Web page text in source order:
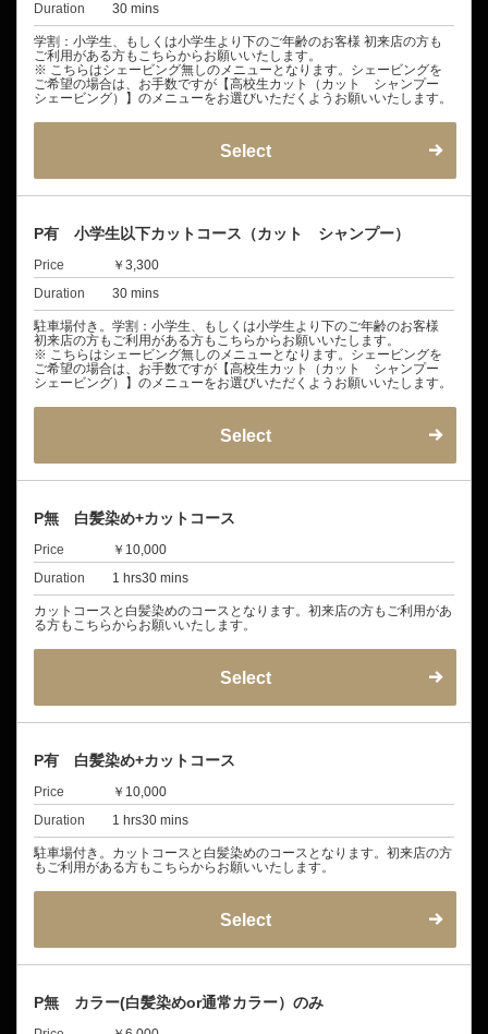
Duration
30 mins
学割：小学生、もしくは小学生より下のご年齢のお客様 初来店の方も
ご利用がある方もこちらからお願いいたします。
※ こちらはシェービング無しのメニューとなります。シェービングを
ご希望の場合は、お手数ですが【高校生カット（カット シャンプー
シェービング）】のメニューをお選びいただくようお願いいたします。
Select
P有 小学生以下カットコース（カット シャンプー）
Price
￥3,300
Duration
30 mins
駐車場付き。学割：小学生、もしくは小学生より下のご年齢のお客様
初来店の方もご利用がある方もこちらからお願いいたします。
※ こちらはシェービング無しのメニューとなります。シェービングを
ご希望の場合は、お手数ですが【高校生カット（カット シャンプー
シェービング）】のメニューをお選びいただくようお願いいたします。
Select
P無 白髪染め+カットコース
Price
￥10,000
Duration
1 hrs30 mins
カットコースと白髪染めのコースとなります。初来店の方もご利用があ
る方もこちらからお願いいたします。
Select
P有 白髪染め+カットコース
Price
￥10,000
Duration
1 hrs30 mins
駐車場付き。カットコースと白髪染めのコースとなります。初来店の方
もご利用がある方もこちらからお願いいたします。
Select
P無 カラー(白髪染めor通常カラー）のみ